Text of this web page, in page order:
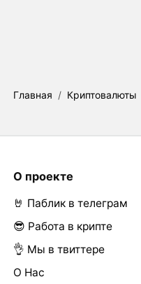
Главная / Криптовалюты
О проекте
🤘 Паблик в телеграм
😎 Работа в крипте
👌 Мы в твиттере
О Нас